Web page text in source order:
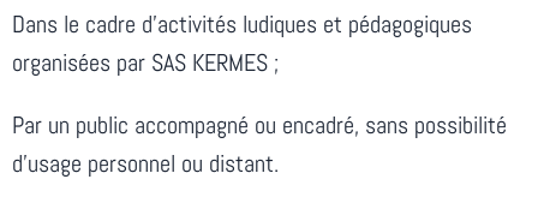
Dans le cadre d’activités ludiques et pédagogiques
organisées par SAS KERMES ;
Par un public accompagné ou encadré, sans possibilité
d’usage personnel ou distant.